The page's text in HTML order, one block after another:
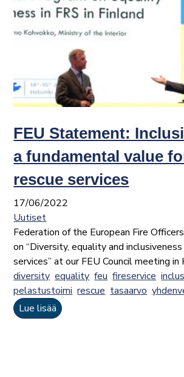
FEU Statement:
a fundamental value
rescue services
17/06/2022
Uutiset
Federation of the European Fire
on “Diversity, equality and
services” at our FEU Council meeting
diversity equality feu fireservice
pelastustoimi rescue tasaarvo
Lue lisää